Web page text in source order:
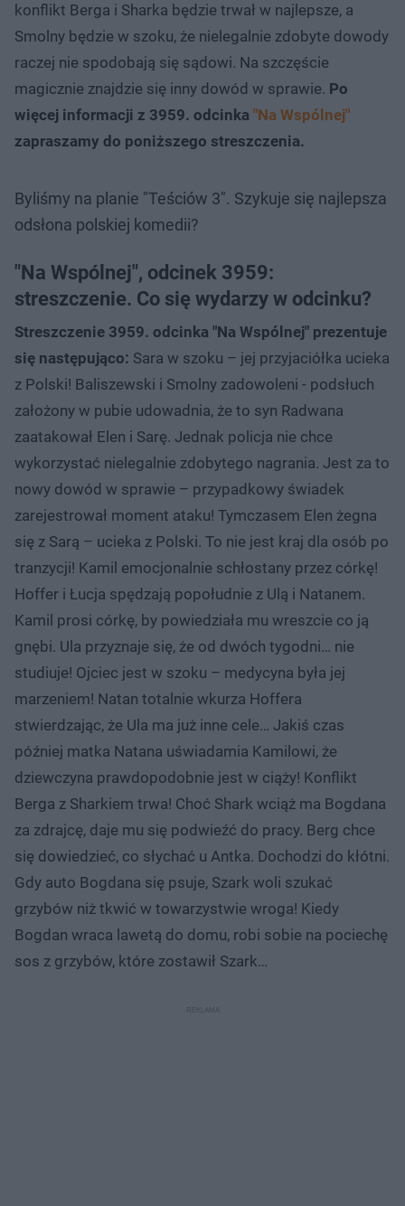
konflikt Berga i Sharka będzie trwał w najlepsze, a
Smolny będzie w szoku, że nielegalnie zdobyte dowody
raczej nie spodobają się sądowi. Na szczęście
magicznie znajdzie się inny dowód w sprawie. Po
więcej informacji z 3959. odcinka "Na Wspólnej"
zapraszamy do poniższego streszczenia.
Byliśmy na planie "Teściów 3". Szykuje się najlepsza
odsłona polskiej komedii?
"Na Wspólnej", odcinek 3959:
streszczenie. Co się wydarzy w odcinku?
Streszczenie 3959. odcinka "Na Wspólnej" prezentuje
się następująco: Sara w szoku – jej przyjaciółka ucieka
z Polski! Baliszewski i Smolny zadowoleni - podsłuch
założony w pubie udowadnia, że to syn Radwana
zaatakował Elen i Sarę. Jednak policja nie chce
wykorzystać nielegalnie zdobytego nagrania. Jest za to
nowy dowód w sprawie – przypadkowy świadek
zarejestrował moment ataku! Tymczasem Elen żegna
się z Sarą – ucieka z Polski. To nie jest kraj dla osób po
tranzycji! Kamil emocjonalnie schłostany przez córkę!
Hoffer i Łucja spędzają popołudnie z Ulą i Natanem.
Kamil prosi córkę, by powiedziała mu wreszcie co ją
gnębi. Ula przyznaje się, że od dwóch tygodni… nie
studiuje! Ojciec jest w szoku – medycyna była jej
marzeniem! Natan totalnie wkurza Hoffera
stwierdzając, że Ula ma już inne cele… Jakiś czas
później matka Natana uświadamia Kamilowi, że
dziewczyna prawdopodobnie jest w ciąży! Konflikt
Berga z Sharkiem trwa! Choć Shark wciąż ma Bogdana
za zdrajcę, daje mu się podwieźć do pracy. Berg chce
się dowiedzieć, co słychać u Antka. Dochodzi do kłótni.
Gdy auto Bogdana się psuje, Szark woli szukać
grzybów niż tkwić w towarzystwie wroga! Kiedy
Bogdan wraca lawetą do domu, robi sobie na pociechę
sos z grzybów, które zostawił Szark…